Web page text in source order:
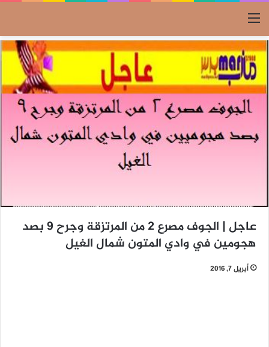
القائمة
عاجل | الجوف مصرع 2 من المرتزقة وجرح 9 بصد
هجومين في وادي المتون شمال الغيل
أبريل 7, 2016